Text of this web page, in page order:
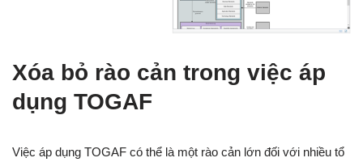
Xóa bỏ rào cản trong việc áp
dụng TOGAF
Việc áp dụng TOGAF có thể là một rào cản lớn đối với nhiều tổ